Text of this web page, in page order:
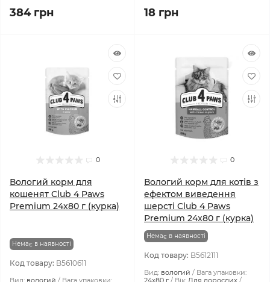
384 грн 18 грн
0
Вологий корм для
кошенят Club 4 Paws
Premium 24x80 г (курка)
Немає в наявності
Код товару: B5610611
Вид: вологий
Вага упаковки:
0
Вологий корм для котів з
ефектом виведення
шерсті Club 4 Paws
Premium 24x80 г (курка)
Немає в наявності
Код товару: B5612111
Вид: вологий
Вага упаковки:
24x80 г
Вік: Для дорослих